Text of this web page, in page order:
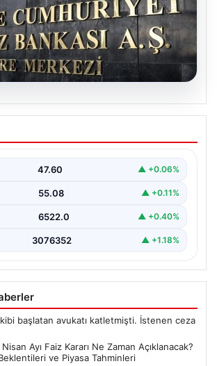
Nisan Ayı Faiz Kararı Ne
Ekonomistlerin
Merkez Bankası (TCMB) Para
47.60 ▲ +0.06%
55.08 ▲ +0.11%
6522.0 ▲ +0.40%
3076352 ▲ +1.18%
başlatan avukatı katletmişti. İstenen ceza
Ayı Faiz Kararı Ne Zaman Açıklanacak?
ve Piyasa Tahminleri